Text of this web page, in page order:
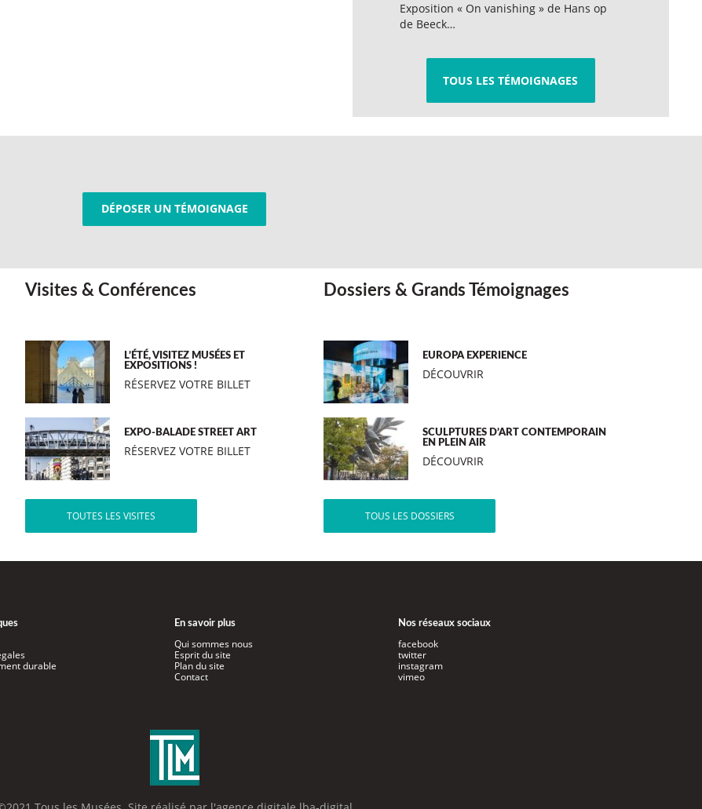
Exposition « On vanishing » de Hans op
de Beeck…
TOUS LES TÉMOIGNAGES
DÉPOSER UN TÉMOIGNAGE
Visites & Conférences
L’ÉTÉ, VISITEZ MUSÉES ET
EXPOSITIONS !
RÉSERVEZ VOTRE BILLET
EXPO-BALADE STREET ART
RÉSERVEZ VOTRE BILLET
TOUTES LES VISITES
Dossiers & Grands Témoignages
EUROPA EXPERIENCE
DÉCOUVRIR
SCULPTURES D’ART CONTEMPORAIN
EN PLEIN AIR
DÉCOUVRIR
TOUS LES DOSSIERS
durable
En savoir plus
Qui sommes nous
Esprit du site
Plan du site
Contact
Nos réseaux sociaux
facebook
twitter
instagram
vimeo